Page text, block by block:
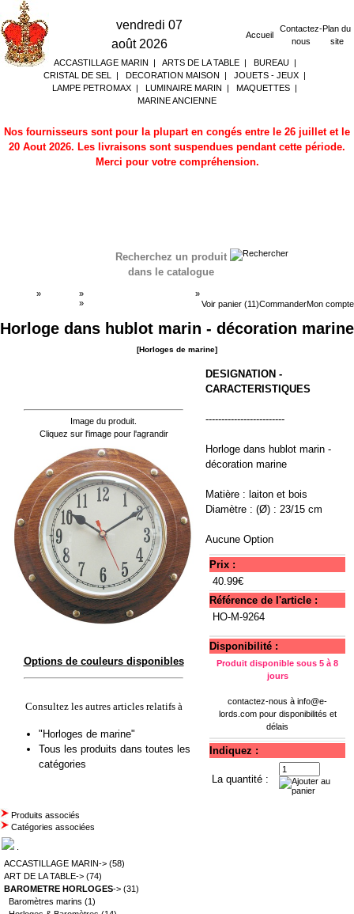
vendredi 07
août 2026
Accueil
Contactez-
nous
Plan du
site
ACCASTILLAGE MARIN | ARTS DE LA TABLE| BUREAU|
CRISTAL DE SEL
| DECORATION MAISON | JOUETS - JEUX |
LAMPE PETROMAX | LUMINAIRE MARIN | MAQUETTES |
MARINE ANCIENNE
Nos fournisseurs sont pour la plupart en congés entre le 26 juillet et le
20 Aout 2026. Les livraisons sont suspendues pendant cette période.
Merci pour votre compréhension.
Recherchez un produit
dans le catalogue
Voir panier (11)CommanderMon compte
» »
»
»
Horloge dans hublot marin - décoration marine
[Horloges de marine]
Image du produit.
Cliquez sur l'image pour l'agrandir
Options de couleurs disponibles
Consultez les autres articles relatifs à
"Horloges de marine"
Tous les produits dans toutes les
catégories
DESIGNATION -
CARACTERISTIQUES
-------------------------
Horloge dans hublot marin -
décoration marine
Matière : laiton et bois
Diamètre : (Ø) : 23/15 cm
Aucune Option
Prix :
40.99€
Référence de l'article :
HO-M-9264
Disponibilité :
Produit disponible sous 5 à 8
jours
contactez-nous à info@e-
lords.compour disponibilités et
délais
Indiquez :
La quantité :
Produits associés
Catégories associées
ACCASTILLAGE MARIN-> (58)
ART DE LA TABLE-> (74)
BAROMETRE HORLOGES-> (31)
Baromètres marins (1)